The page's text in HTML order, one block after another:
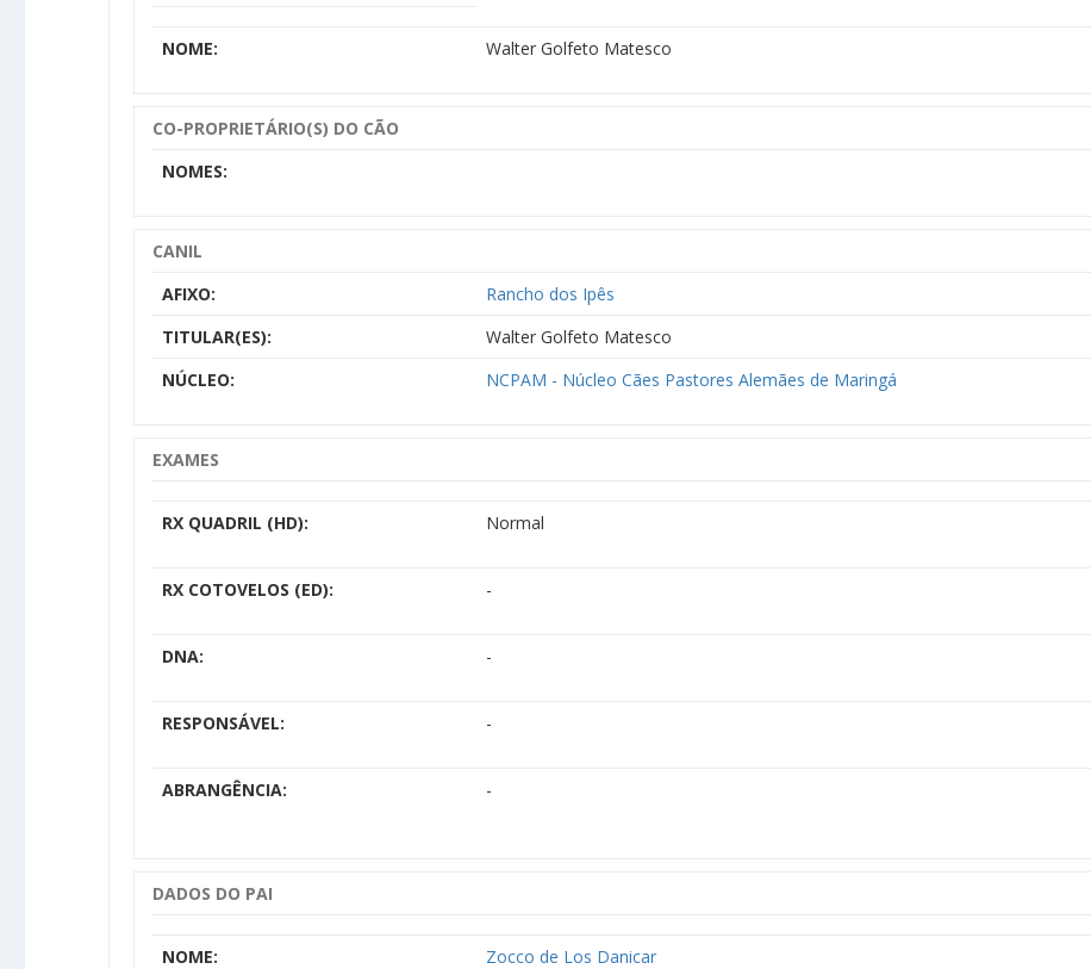
NOME: Walter Golfeto Matesco
CO-PROPRIETÁRIO(S) DO CÃO
NOMES:
CANIL
AFIXO:
Rancho dos Ipês
TITULAR(ES):
Walter Golfeto Matesco
NÚCLEO:
NCPAM - Núcleo Cães Pastores Alemães de Maringá
EXAMES
RX QUADRIL (HD): Normal
RX COTOVELOS (ED): -
DNA: -
RESPONSÁVEL: -
ABRANGÊNCIA: -
DADOS DO PAI
NOME:
Zocco de Los Danicar